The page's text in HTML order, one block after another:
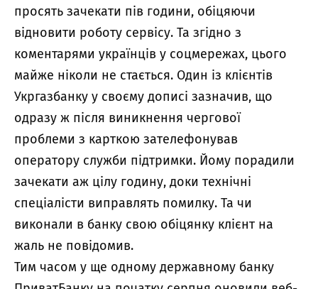
просять зачекати пів години, обіцяючи
відновити роботу сервісу. Та згідно з
коментарями українців у соцмережах, цього
майже ніколи не стається. Один із клієнтів
Укргазбанку у своєму дописі зазначив, що
одразу ж після виникнення чергової
проблеми з карткою зателефонував
оператору служби підтримки. Йому порадили
зачекати аж цілу годину, доки технічні
спеціалісти виправлять помилку. Та чи
виконали в банку свою обіцянку клієнт на
жаль не повідомив.
Тим часом у ще одному державному банку